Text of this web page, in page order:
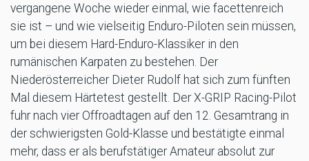
vergangene Woche wieder einmal, wie facettenreich
sie ist – und wie vielseitig Enduro-Piloten sein müssen,
um bei diesem Hard-Enduro-Klassiker in den
rumänischen Karpaten zu bestehen. Der
Niederösterreicher Dieter Rudolf hat sich zum fünften
Mal diesem Härtetest gestellt. Der X-GRIP Racing-Pilot
fuhr nach vier Offroadtagen auf den 12. Gesamtrang in
der schwierigsten Gold-Klasse und bestätigte einmal
mehr, dass er als berufstätiger Amateur absolut zur